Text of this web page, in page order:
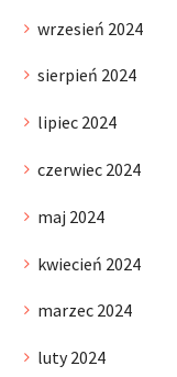
wrzesień 2024
sierpień 2024
lipiec 2024
czerwiec 2024
maj 2024
kwiecień 2024
marzec 2024
luty 2024